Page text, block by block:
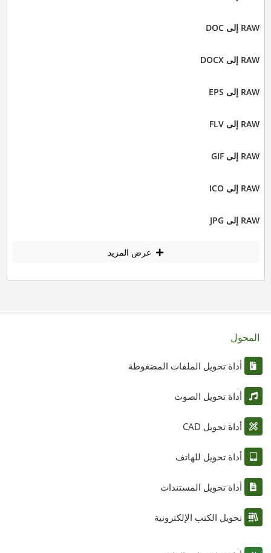
RAW إلى DOC
RAW إلى DOCX
RAW إلى EPS
RAW إلى FLV
RAW إلى GIF
RAW إلى ICO
RAW إلى JPG
عرض المزيد
المحول
أداة تحويل الملفات المضغوطة
أداة تحويل الصوت
أداة تحويل CAD
أداة تحويل للهاتف
أداة تحويل المستندات
تحويل الكتب الإلكترونية